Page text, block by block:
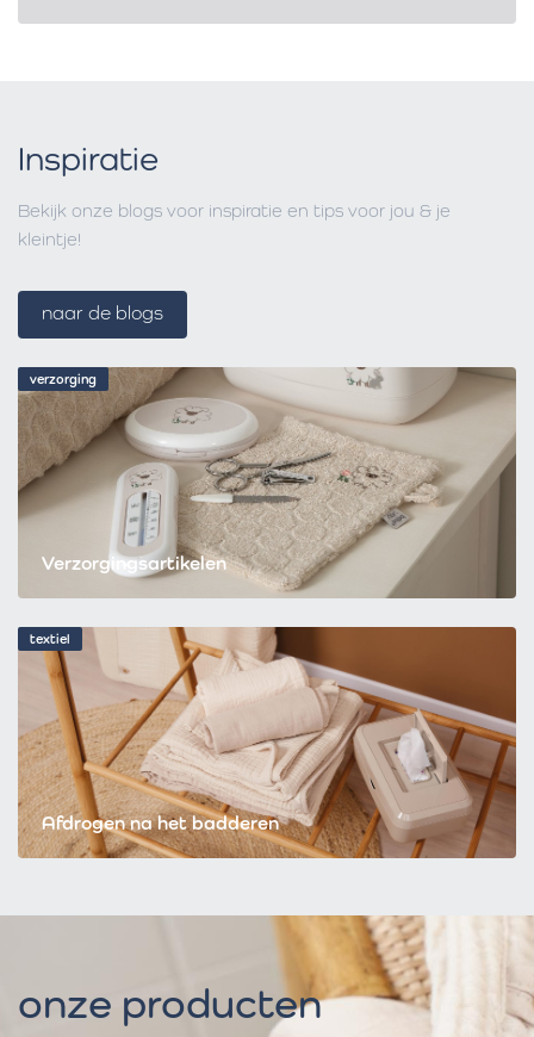
verzorging
Verzorgingsartikelen
textiel
Afdrogen na het badderen
Inspiratie
Bekijk onze blogs voor inspiratie en tips voor jou & je
kleintje!
naar de blogs
onze producten